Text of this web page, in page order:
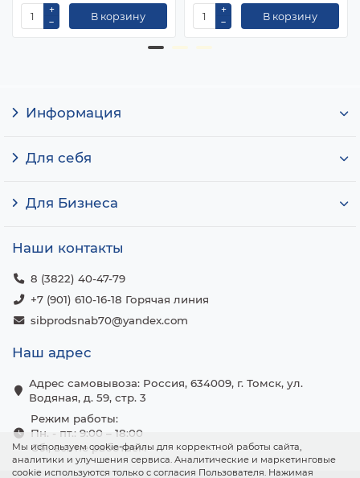
В корзину В корзину
Мы используем cookie-файлы для корректной работы сайта,
аналитики и улучшения сервиса. Аналитические и маркетинговые
cookie используются только с согласия Пользователя. Нажимая
Информация
Для себя
Для Бизнеса
Наши контакты
8 (3822) 40-47-79
+7 (901) 610-16-18 Горячая линия
sibprodsnab70@yandex.com
Наш адрес
Адрес самовывоза: Россия, 634009, г. Томск, ул.
Водяная, д. 59, стр. 3
Режим работы:
Пн. - пт.: 9:00 – 18:00
Сб., вс.: не работаем